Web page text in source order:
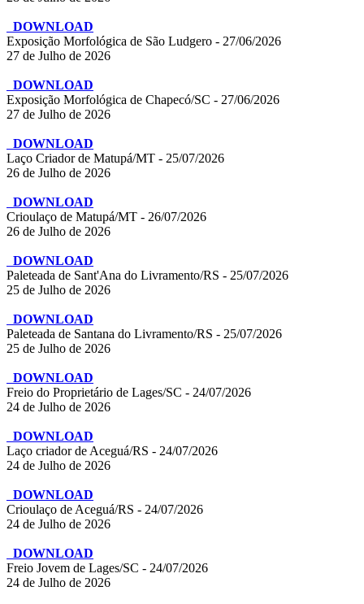
DOWNLOAD
Exposição Morfológica de São Ludgero - 27/06/2026
27 de Julho de 2026
DOWNLOAD
Exposição Morfológica de Chapecó/SC - 27/06/2026
27 de Julho de 2026
DOWNLOAD
Laço Criador de Matupá/MT - 25/07/2026
26 de Julho de 2026
DOWNLOAD
Crioulaço de Matupá/MT - 26/07/2026
26 de Julho de 2026
DOWNLOAD
Paleteada de Sant'Ana do Livramento/RS - 25/07/2026
25 de Julho de 2026
DOWNLOAD
Paleteada de Santana do Livramento/RS - 25/07/2026
25 de Julho de 2026
DOWNLOAD
Freio do Proprietário de Lages/SC - 24/07/2026
24 de Julho de 2026
DOWNLOAD
Laço criador de Aceguá/RS - 24/07/2026
24 de Julho de 2026
DOWNLOAD
Crioulaço de Aceguá/RS - 24/07/2026
24 de Julho de 2026
DOWNLOAD
Freio Jovem de Lages/SC - 24/07/2026
24 de Julho de 2026